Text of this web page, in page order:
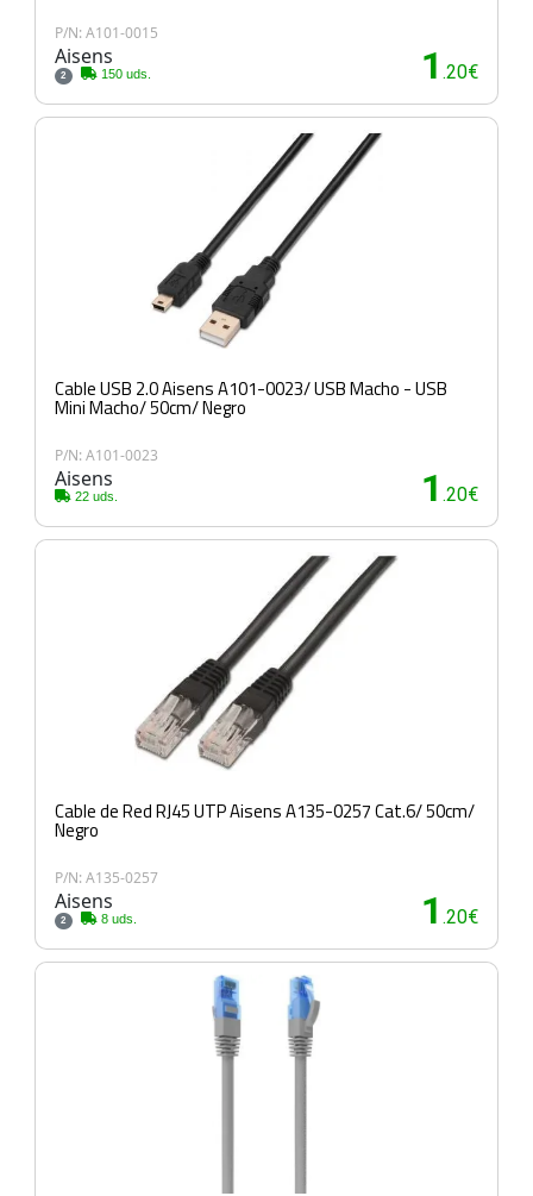
P/N: A101-0015
Aisens
2 150 uds. 1 .20€
Cable USB 2.0 Aisens A101-0023/ USB Macho - USB
Mini Macho/ 50cm/ Negro
P/N: A101-0023
Aisens
22 uds. 1 .20€
Cable de Red RJ45 UTP Aisens A135-0257 Cat.6/ 50cm/
Negro
P/N: A135-0257
Aisens
2 8 uds. 1 .20€